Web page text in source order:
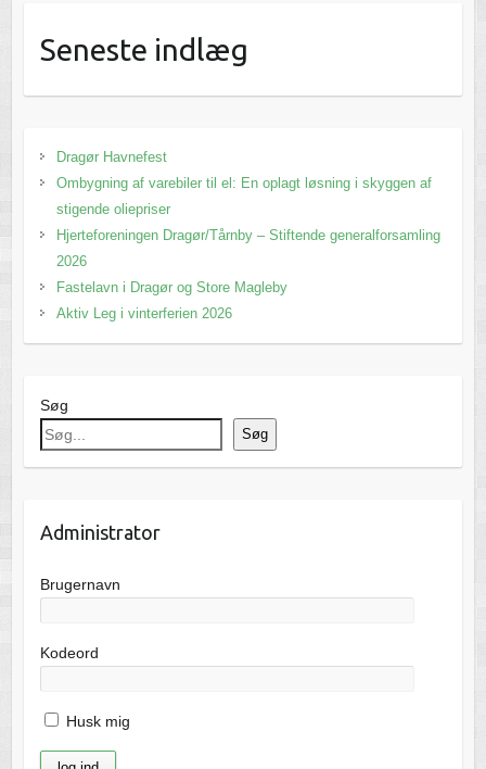
Seneste indlæg
Dragør Havnefest
Ombygning af varebiler til el: En oplagt løsning i skyggen af
stigende oliepriser
Hjerteforeningen Dragør/Tårnby – Stiftende generalforsamling
2026
Fastelavn i Dragør og Store Magleby
Aktiv Leg i vinterferien 2026
Søg
Søg
Administrator
Brugernavn
Kodeord
Husk mig